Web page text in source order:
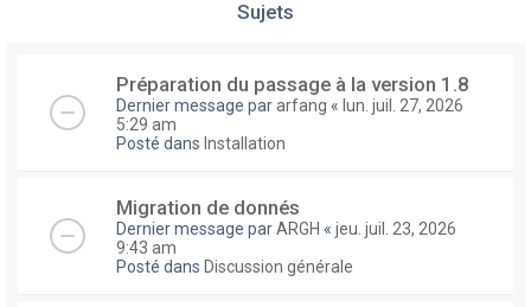
Sujets
Préparation du passage à la version 1.8
Dernier message pararfang « lun. juil. 27, 2026
5:29 am
Posté dans Installation
Migration de donnés
Dernier message parARGH « jeu. juil. 23, 2026
9:43 am
Posté dans Discussion générale